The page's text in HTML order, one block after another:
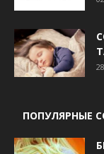
ПОПУЛЯРНЫЕ